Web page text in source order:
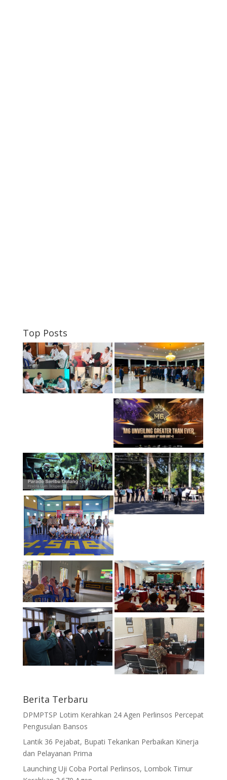
Top Posts
Berita Terbaru
DPMPTSP Lotim Kerahkan 24 Agen Perlinsos Percepat
Pengusulan Bansos
Lantik 36 Pejabat, Bupati Tekankan Perbaikan Kinerja
dan Pelayanan Prima
Launching Uji Coba Portal Perlinsos, Lombok Timur